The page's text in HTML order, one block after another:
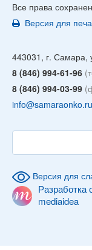
Все права
Версия для
443031, г. Самара,
8 (846) 994-61-96
8 (846) 994-03-99
info@samaraonko.ru
Версия для
Разработка
mediaidea